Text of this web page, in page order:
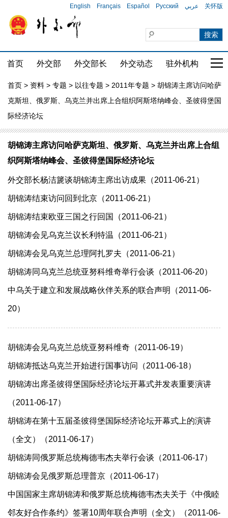
English Français Español Русский عربي 关怀版
首页 外交部 外交部长 外交动态 驻外机构 国
首页 > 资料 > 专题 > 以往专题 > 2011年专题 > 胡锦涛主席访问哈萨
克斯坦、俄罗斯、乌克兰并出席上合组织阿斯塔纳峰会、圣彼得堡国
际经济论坛
胡锦涛主席访问哈萨克斯坦、俄罗斯、乌克兰并出席上合组
织阿斯塔纳峰会、圣彼得堡国际经济论坛
外交部长杨洁篪谈胡锦涛主席出访成果（2011-06-21）
胡锦涛结束访问回到北京（2011-06-21）
胡锦涛结束欧亚三国之行回国（2011-06-21）
胡锦涛会见乌克兰议长利特温（2011-06-21）
胡锦涛会见乌克兰总理阿扎罗夫（2011-06-21）
胡锦涛同乌克兰总统亚努科维奇举行会谈（2011-06-20）
中乌关于建立和发展战略伙伴关系的联合声明（2011-06-
20）
胡锦涛会见乌克兰总统亚努科维奇（2011-06-19）
胡锦涛抵达乌克兰开始进行国事访问（2011-06-18）
胡锦涛出席圣彼得堡国际经济论坛开幕式并发表重要演讲
（2011-06-17）
胡锦涛在第十五届圣彼得堡国际经济论坛开幕式上的演讲
（全文）（2011-06-17）
胡锦涛同俄罗斯总统梅德韦杰夫举行会谈（2011-06-17）
胡锦涛会见俄罗斯总理普京（2011-06-17）
中国国家主席胡锦涛和俄罗斯总统梅德韦杰夫关于《中俄睦
邻友好合作条约》签署10周年联合声明（全文）（2011-06-